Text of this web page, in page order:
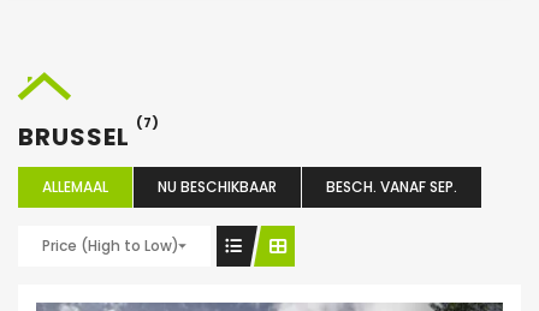
BRUSSEL (7)
ALLEMAAL NU BESCHIKBAAR BESCH. VANAF SEP.
Price (High to Low)